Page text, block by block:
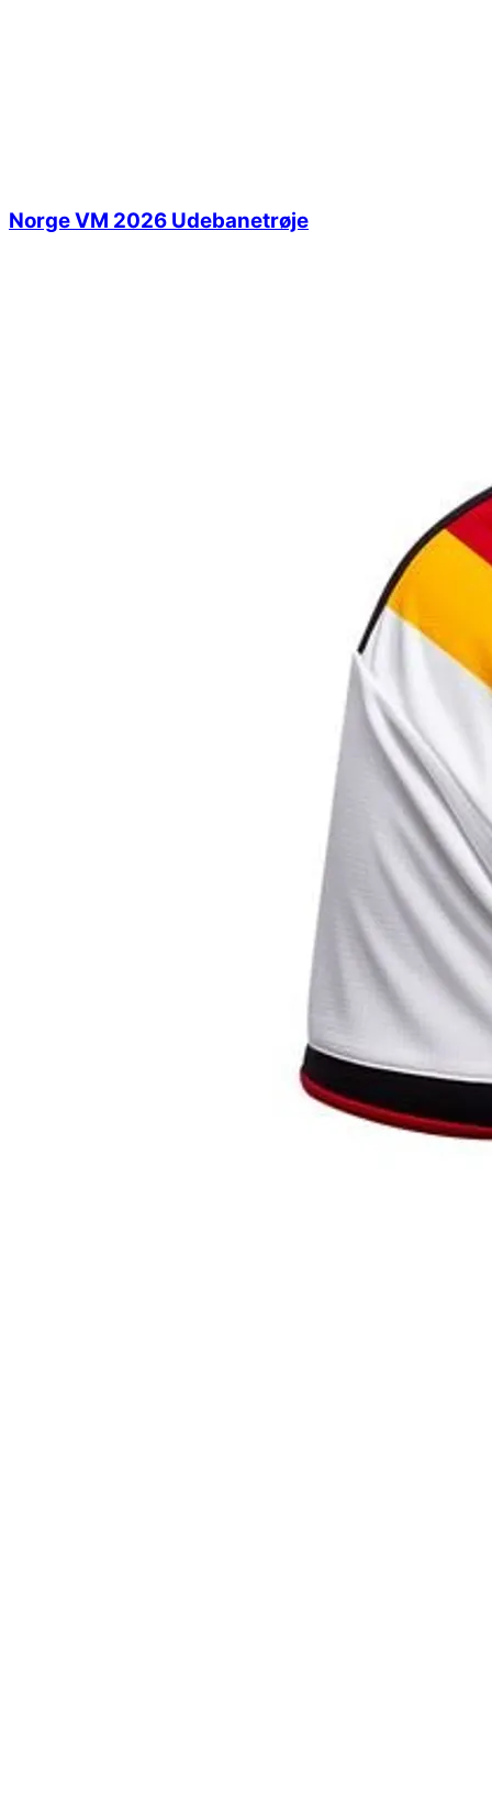
Norge VM 2026 Udebanetrøje